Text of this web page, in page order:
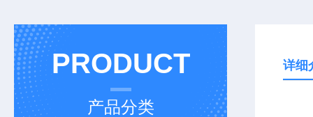
PRODUCT
产品分类
详细